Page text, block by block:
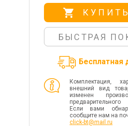
КУПИТЬ
БЫСТРАЯ
Бесплатная
Комплектация,
внешний вид
изменен
Если вами
сообщите нам на
click-bt@mail.ru